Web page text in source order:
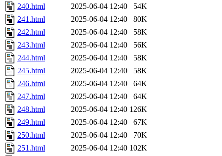
240.html
2025-06-04 12:40
54K
241.html
2025-06-04 12:40
80K
242.html
2025-06-04 12:40
58K
243.html
2025-06-04 12:40
56K
244.html
2025-06-04 12:40
58K
245.html
2025-06-04 12:40
58K
246.html
2025-06-04 12:40
64K
247.html
2025-06-04 12:40
64K
248.html
2025-06-04 12:40 126K
249.html
2025-06-04 12:40
67K
250.html
2025-06-04 12:40
70K
251.html
2025-06-04 12:40 102K